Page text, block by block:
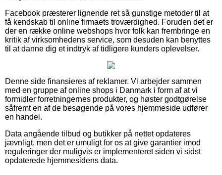
Facebook præsterer lignende ret så gunstige metoder til at
få kendskab til online firmaets troværdighed. Foruden det er
der en række online webshops hvor folk kan frembringe en
kritik af virksomhedens service, som desuden kan benyttes
til at danne dig et indtryk af tidligere kunders oplevelser.
Denne side finansieres af reklamer. Vi arbejder sammen
med en gruppe af online shops i Danmark i form af at vi
formidler forretningernes produkter, og høster godtgørelse
såfremt en af de besøgende på vores hjemmeside udfører
en handel.
Data angående tilbud og butikker på nettet opdateres
jævnligt, men det er umuligt for os at give garantier imod
reguleringer der muligvis er implementeret siden vi sidst
opdaterede hjemmesidens data.